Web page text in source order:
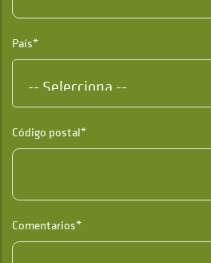
País*
Código postal*
Comentarios*